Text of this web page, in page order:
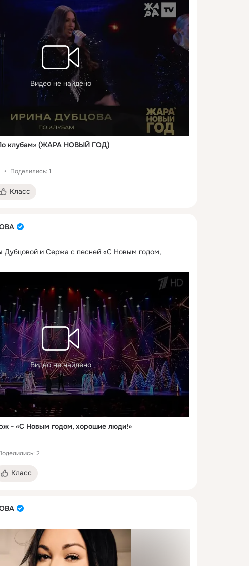
Видео не найдено
клубам» (ЖАРА НОВЫЙ ГОД)
Поделились: 1
Класс
Дубцовой и Сержа с песней «С Новым годом,
Видео не найдено
- «С Новым годом, хорошие люди!»
2
Класс